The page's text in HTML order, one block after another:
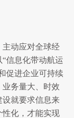
动应对全球经
信息化带动航运
促进企业可持续
务量大、时效
就要求信息来
化，才能实现